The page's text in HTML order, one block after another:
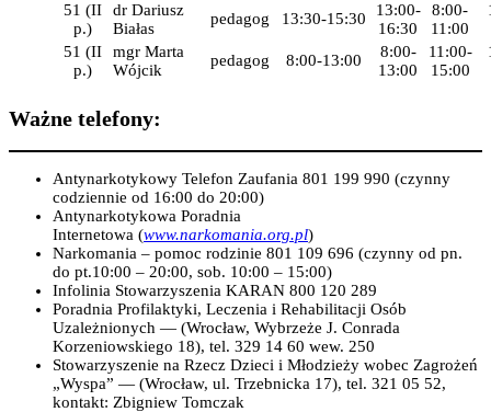
51 (II
p.)
dr Dariusz
Białas
pedagog 13:30-15:30
13:00-
16:30
8:00-
11:00
51 (II
p.)
mgr Marta
Wójcik
pedagog 8:00-13:00
8:00-
13:00
11:00-
15:00
Ważne telefony:
Antynarkotykowy Telefon Zaufania 801 199 990 (czynny
codziennie od 16:00 do 20:00)
Antynarkotykowa Poradnia
Internetowa (www.narkomania.org.pl)
Narkomania – pomoc rodzinie 801 109 696 (czynny od pn.
do pt.10:00 – 20:00, sob. 10:00 – 15:00)
Infolinia Stowarzyszenia KARAN 800 120 289
Poradnia Profilaktyki, Leczenia i Rehabilitacji Osób
Uzależnionych — (Wrocław, Wybrzeże J. Conrada
Korzeniowskiego 18), tel. 329 14 60 wew. 250
Stowarzyszenie na Rzecz Dzieci i Młodzieży wobec Zagrożeń
„Wyspa” — (Wrocław, ul. Trzebnicka 17), tel. 321 05 52,
kontakt: Zbigniew Tomczak